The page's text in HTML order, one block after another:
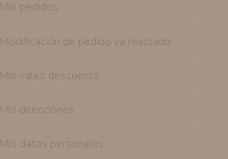
Mis pedidos
Modificación de pedido ya realizado
Mis vales descuento
Mis direcciones
Mis datos personales